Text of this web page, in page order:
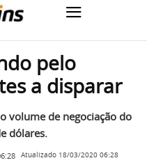
pelo
a disparar
volume de negociação do
dólares.
Atualizado 18/03/2020 06:28